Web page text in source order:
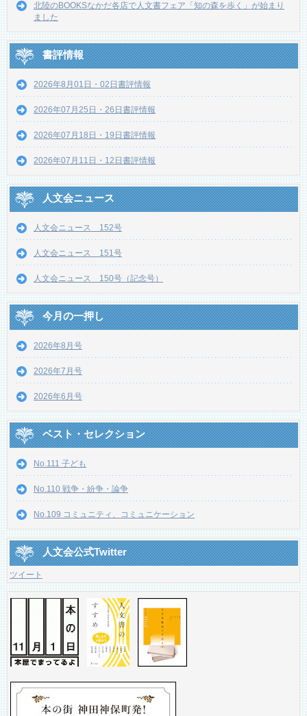
北陸のBOOKSなかだ各店で人文書フェア「知の森を歩く」が始まり
ました
書評情報
2026年8月01日・02日書評情報
2026年07月25日・26日書評情報
2026年07月18日・19日書評情報
2026年07月11日・12日書評情報
人文会ニュース
人文会ニュース 152号
人文会ニュース 151号
人文会ニュース 150号（記念号）
今月の一押し
2026年8月号
2026年7月号
2026年6月号
ベスト・セレクション
No.111 子ども
No.110 戦争・紛争・論争
No.109 コミュニティ、コミュニケーション
人文会公式Twitter
ツイート